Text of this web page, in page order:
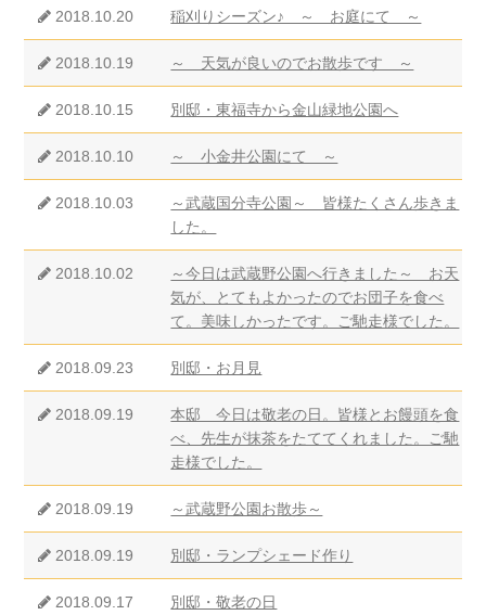
2018.10.20 稲刈りシーズン♪ ～ お庭にて ～
2018.10.19 ～ 天気が良いのでお散歩です ～
2018.10.15 別邸・東福寺から金山緑地公園へ
2018.10.10 ～ 小金井公園にて ～
2018.10.03
～武蔵国分寺公園～ 皆様たくさん歩きま
した。
2018.10.02
～今日は武蔵野公園へ行きました～ お天
気が、とてもよかったのでお団子を食べ
て。美味しかったです。ご馳走様でした。
2018.09.23 別邸・お月見
2018.09.19
本邸 今日は敬老の日。皆様とお饅頭を食
べ、先生が抹茶をたててくれました。ご馳
走様でした。
2018.09.19 ～武蔵野公園お散歩～
2018.09.19 別邸・ランプシェード作り
2018.09.17 別邸・敬老の日